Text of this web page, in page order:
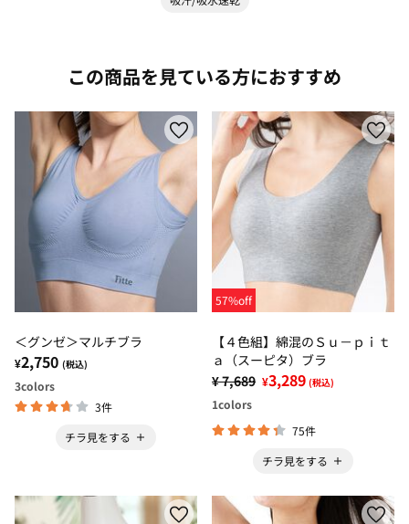
この商品を見ている方におすすめ
＜グンゼ＞マルチブラ
¥2,750 (税込)
3colors
3件
チラ見をする
57%off
【４色組】綿混のＳｕ－ｐｉｔ
ａ（スーピタ）ブラ
¥ 7,689 ¥3,289 (税込)
1colors
75件
チラ見をする